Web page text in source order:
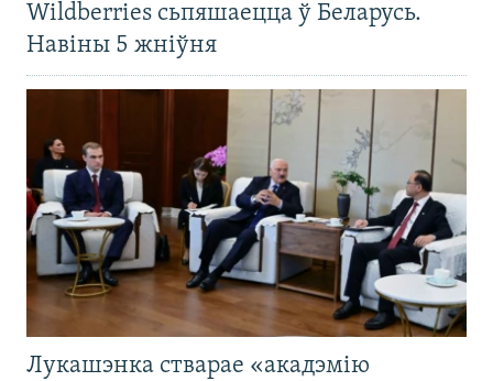
Wildberries сьпяшаецца ў Беларусь.
Навіны 5 жніўня
Лукашэнка стварае «акадэмію